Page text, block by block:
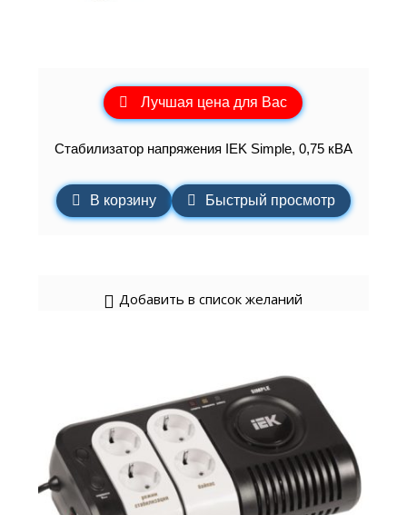
Лучшая цена для Вас
Стабилизатор напряжения IEK Simple, 0,75 кВА
В корзину Быстрый просмотр
Добавить в список желаний